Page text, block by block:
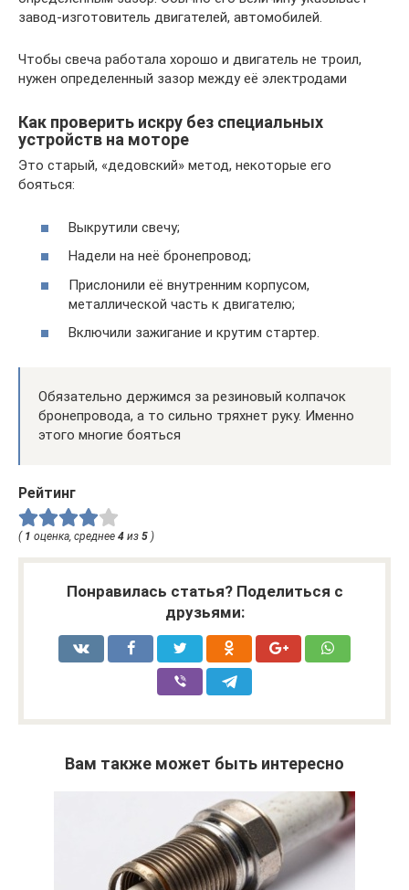
завод-изготовитель двигателей, автомобилей.
Чтобы свеча работала хорошо и двигатель не троил,
нужен определенный зазор между её электродами
Как проверить искру без специальных
устройств на моторе
Это старый, «дедовский» метод, некоторые его
бояться:
Выкрутили свечу;
Надели на неё бронепровод;
Прислонили её внутренним корпусом,
металлической часть к двигателю;
Включили зажигание и крутим стартер.
Обязательно держимся за резиновый колпачок
бронепровода, а то сильно тряхнет руку. Именно
этого многие бояться
Рейтинг
( 1 оценка, среднее 4 из 5 )
Понравилась статья? Поделиться с
друзьями:
Вам также может быть интересно